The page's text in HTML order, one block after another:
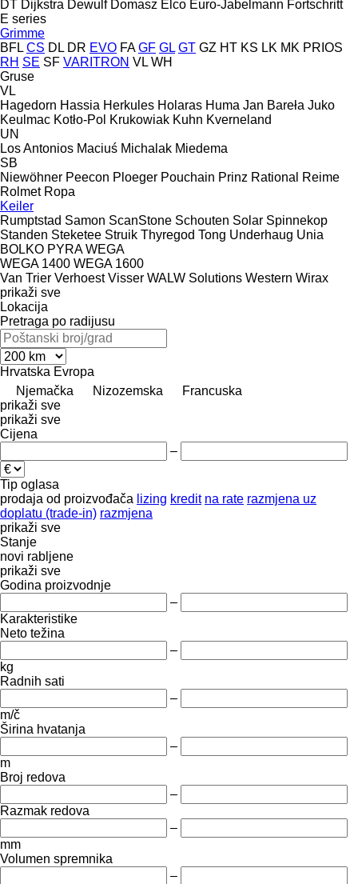
DT Dijkstra Dewulf Domasz Elco Euro-Jabelmann Fortschritt
E series
Grimme
BFL CS DL DR EVO FA GF GL GT GZ HT KS LK MK PRIOS
RH SE SF VARITRON VL WH
Gruse
VL
Hagedorn Hassia Herkules Holaras Huma Jan Bareła Juko
Keulmac Kotło-Pol Krukowiak Kuhn Kverneland
UN
Los Antonios Maciuś Michalak Miedema
SB
Niewöhner Peecon Ploeger Pouchain Prinz Rational
Reime
Rolmet Ropa
Keiler
Rumptstad Samon ScanStone Schouten Solar Spinnekop
Standen Steketee Struik Thyregod Tong Underhaug Unia
BOLKO PYRA WEGA
WEGA 1400 WEGA 1600
Van Trier Verhoest Visser WALW Solutions Western Wirax
prikaži sve
Lokacija
Pretraga po radijusu
Hrvatska Evropa
Njemačka
Nizozemska
Francuska
prikaži sve
prikaži sve
Cijena
–
Tip oglasa
prodaja od proizvođača lizing kredit na rate razmjena uz
doplatu (trade-in) razmjena
prikaži sve
Stanje
novi rabljene
prikaži sve
Godina proizvodnje
–
Karakteristike
Neto težina
–
kg
Radnih sati
–
m/č
Širina hvatanja
–
m
Broj redova
–
Razmak redova
–
mm
Volumen spremnika
–